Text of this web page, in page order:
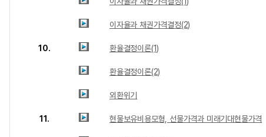
이자율과 채권가격결정(2)
10. 환율결정이론(1)
환율결정이론(2)
외환위기
11. 현물보유비용모형, 선물가격과 미래기대현물가격